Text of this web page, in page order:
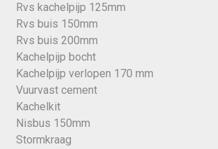
Rvs kachelpijp 125mm
Rvs buis 150mm
Rvs buis 200mm
Kachelpijp bocht
Kachelpijp verlopen 170 mm
Vuurvast cement
Kachelkit
Nisbus 150mm
Stormkraag